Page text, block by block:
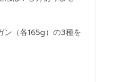
ン（各165g）の3種を